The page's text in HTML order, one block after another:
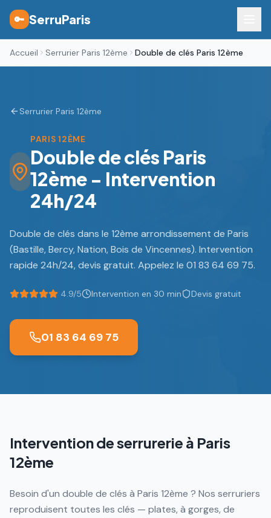
🔑 SerruParis
Accueil Serrurier Paris 12ème Double de clés Paris 12ème
Serrurier Paris 12ème
PARIS 12ÈME
Double de clés Paris
12ème - Intervention
24h/24
Double de clés dans le 12ème arrondissement de Paris
(Bastille, Bercy, Nation, Bois de Vincennes). Intervention
rapide 24h/24, devis gratuit. Appelez le 01 83 64 69 75.
4.9/5 Intervention en 30 min Devis gratuit
01 83 64 69 75
Intervention de serrurerie à Paris
12ème
Besoin d'un double de clés à Paris 12ème ? Nos serruriers
reproduisent toutes les clés — plates, à gorges, de